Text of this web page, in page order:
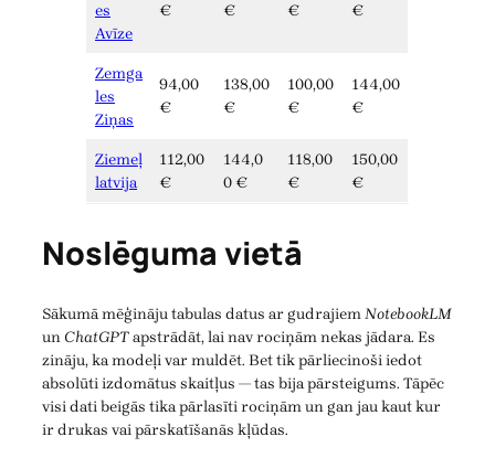
es
Avīze
€
€
€
€
Zemga
les
Ziņas
94,00
€
138,00
€
100,00
€
144,00
€
Ziemeļ
latvija
112,00
€
144,0
0 €
118,00
€
150,00
€
Noslēguma vietā
Sākumā mēģināju tabulas datus ar gudrajiemNotebookLM
un ChatGPTapstrādāt, lai nav rociņām nekas jādara. Es
zināju, ka modeļi var muldēt. Bet tik pārliecinoši iedot
absolūti izdomātus skaitļus — tas bija pārsteigums. Tāpēc
visi dati beigās tika pārlasīti rociņām un gan jau kaut kur
ir drukas vai pārskatīšanās kļūdas.